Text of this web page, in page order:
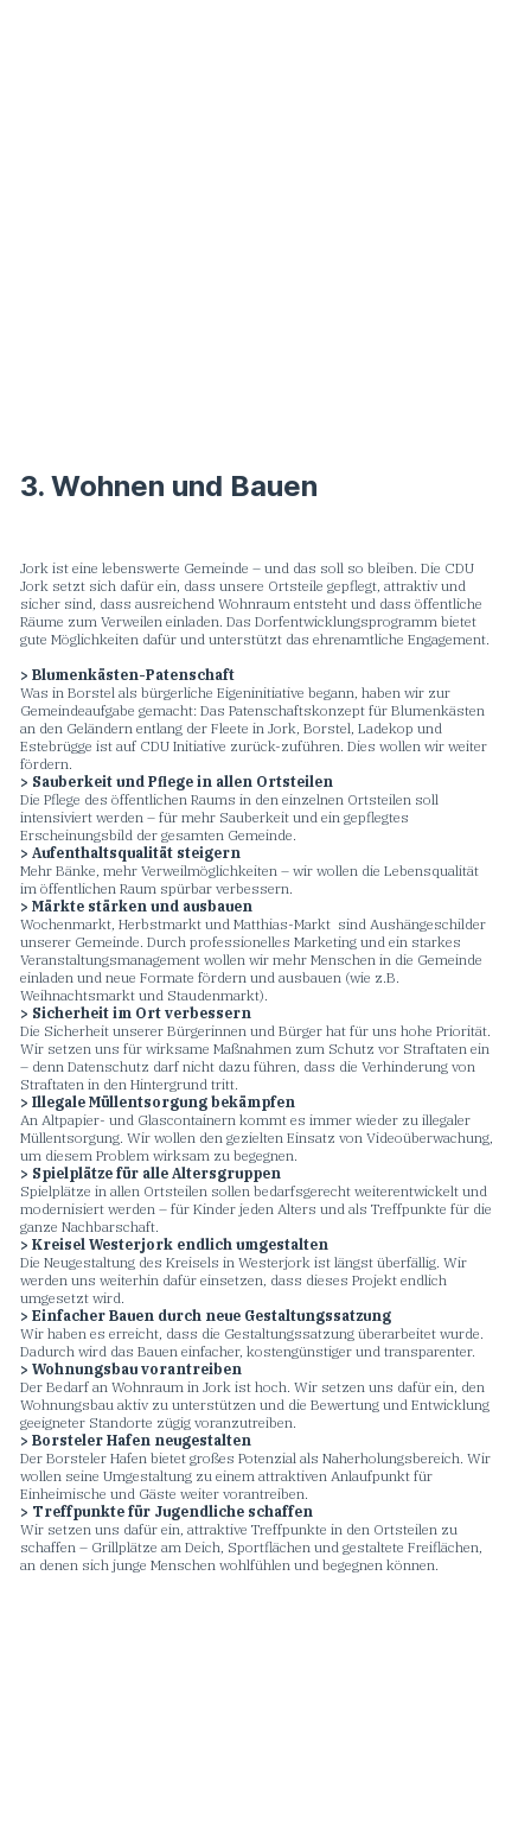
Jork ist eine lebenswerte Gemeinde – und das soll so bleiben. Die CDU
Jork setzt sich dafür ein, dass unsere Ortsteile gepflegt, attraktiv und
sicher sind, dass ausreichend Wohnraum entsteht und dass öffentliche
Räume zum Verweilen einladen. Das Dorfentwicklungsprogramm bietet
gute Möglichkeiten dafür und unterstützt das ehrenamtliche Engagement.
> Blumenkästen-Patenschaft
Was in Borstel als bürgerliche Eigeninitiative begann, haben wir zur
Gemeindeaufgabe gemacht: Das Patenschaftskonzept für Blumenkästen
an den Geländern entlang der Fleete in Jork, Borstel, Ladekop und
Estebrügge ist auf CDU Initiative zurück-zuführen. Dies wollen wir weiter
fördern.
> Sauberkeit und Pflege in allen Ortsteilen
Die Pflege des öffentlichen Raums in den einzelnen Ortsteilen soll
intensiviert werden – für mehr Sauberkeit und ein gepflegtes
Erscheinungsbild der gesamten Gemeinde.
> Aufenthaltsqualität steigern
Mehr Bänke, mehr Verweilmöglichkeiten – wir wollen die Lebensqualität
im öffentlichen Raum spürbar verbessern.
> Märkte stärken und ausbauen
Wochenmarkt, Herbstmarkt und Matthias-Markt sind Aushängeschilder
unserer Gemeinde. Durch professionelles Marketing und ein starkes
Veranstaltungsmanagement wollen wir mehr Menschen in die Gemeinde
einladen und neue Formate fördern und ausbauen (wie z.B.
Weihnachtsmarkt und Staudenmarkt).
> Sicherheit im Ort verbessern
Die Sicherheit unserer Bürgerinnen und Bürger hat für uns hohe Priorität.
Wir setzen uns für wirksame Maßnahmen zum Schutz vor Straftaten ein
– denn Datenschutz darf nicht dazu führen, dass die Verhinderung von
Straftaten in den Hintergrund tritt.
> Illegale Müllentsorgung bekämpfen
An Altpapier- und Glascontainern kommt es immer wieder zu illegaler
Müllentsorgung. Wir wollen den gezielten Einsatz von Videoüberwachung,
um diesem Problem wirksam zu begegnen.
> Spielplätze für alle Altersgruppen
Spielplätze in allen Ortsteilen sollen bedarfsgerecht weiterentwickelt und
modernisiert werden – für Kinder jeden Alters und als Treffpunkte für die
ganze Nachbarschaft.
> Kreisel Westerjork endlich umgestalten
Die Neugestaltung des Kreisels in Westerjork ist längst überfällig. Wir
werden uns weiterhin dafür einsetzen, dass dieses Projekt endlich
umgesetzt wird.
> Einfacher Bauen durch neue Gestaltungssatzung
Wir haben es erreicht, dass die Gestaltungssatzung überarbeitet wurde.
Dadurch wird das Bauen einfacher, kostengünstiger und transparenter.
> Wohnungsbau vorantreiben
Der Bedarf an Wohnraum in Jork ist hoch. Wir setzen uns dafür ein, den
Wohnungsbau aktiv zu unterstützen und die Bewertung und Entwicklung
geeigneter Standorte zügig voranzutreiben.
> Borsteler Hafen neugestalten
Der Borsteler Hafen bietet großes Potenzial als Naherholungsbereich. Wir
wollen seine Umgestaltung zu einem attraktiven Anlaufpunkt für
Einheimische und Gäste weiter vorantreiben.
> Treffpunkte für Jugendliche schaffen
Wir setzen uns dafür ein, attraktive Treffpunkte in den Ortsteilen zu
schaffen – Grillplätze am Deich, Sportflächen und gestaltete Freiflächen,
an denen sich junge Menschen wohlfühlen und begegnen können.
3. Wohnen und Bauen